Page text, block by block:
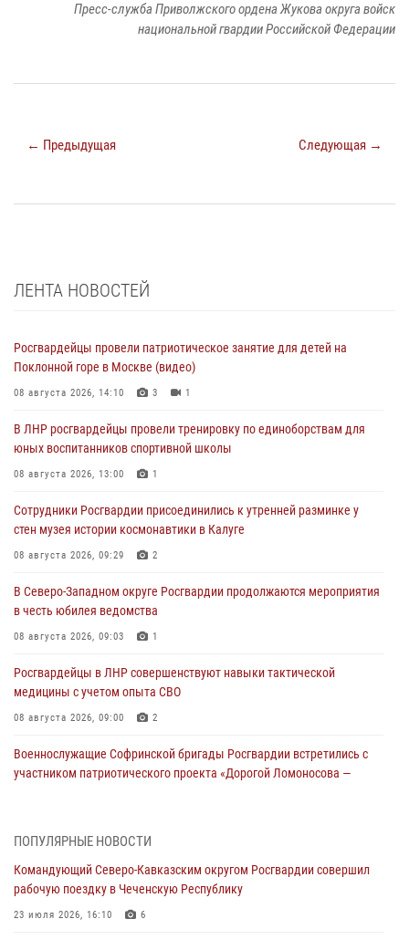
Пресс-служба Приволжского ордена Жукова округа войск
национальной гвардии Российской Федерации
← Предыдущая Следующая →
ЛЕНТА НОВОСТЕЙ
Росгвардейцы провели патриотическое занятие для детей на
Поклонной горе в Москве (видео)
08 августа 2026, 14:10 3 1
В ЛНР росгвардейцы провели тренировку по единоборствам для
юных воспитанников спортивной школы
08 августа 2026, 13:00 1
Сотрудники Росгвардии присоединились к утренней разминке у
стен музея истории космонавтики в Калуге
08 августа 2026, 09:29 2
В Северо-Западном округе Росгвардии продолжаются мероприятия
в честь юбилея ведомства
08 августа 2026, 09:03 1
Росгвардейцы в ЛНР совершенствуют навыки тактической
медицины с учетом опыта СВО
08 августа 2026, 09:00 2
Военнослужащие Софринской бригады Росгвардии встретились с
участником патриотического проекта «Дорогой Ломоносова —
Кузбассе
08 августа 2026, 07:00
ПОПУЛЯРНЫЕ НОВОСТИ
Командующий Северо-Кавказским округом Росгвардии совершил
рабочую поездку в Чеченскую Республику
23 июля 2026, 16:10 6